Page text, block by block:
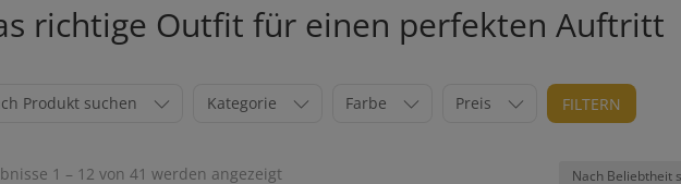
richtige Outfit für einen perfekten Auftritt
Produkt suchen Kategorie Farbe Preis FILTERN
1 – 12 von 41 werden angezeigtNach